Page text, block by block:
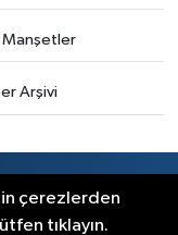
Manşetler
Arşivi
çerezlerden
tıklayın.